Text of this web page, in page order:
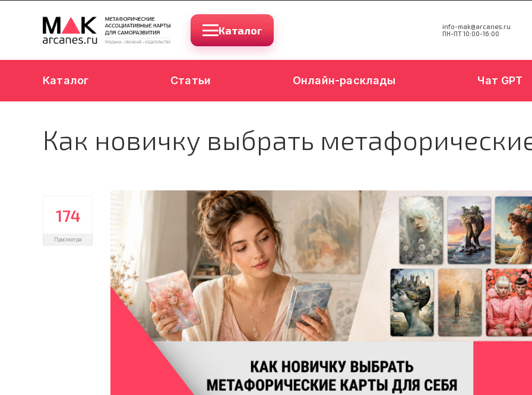
Каталог
info-mak@arcanes.ru
ПН-ПТ 10:00-16:00
Каталог Статьи Онлайн-расклады Чат GPT
Как новичку выбрать
174
Просмотра